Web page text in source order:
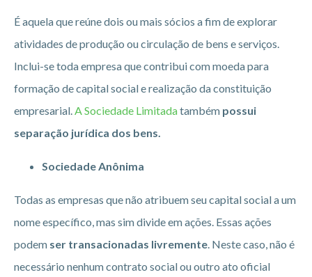
É aquela que reúne dois ou mais sócios a fim de explorar
atividades de produção ou circulação de bens e serviços.
Inclui-se toda empresa que contribui com moeda para
formação de capital social e realização da constituição
empresarial. A Sociedade Limitadatambém possui
separação jurídica dos bens.
Sociedade Anônima
Todas as empresas que não atribuem seu capital social a um
nome específico, mas sim divide em ações. Essas ações
podem ser transacionadas livremente . Neste caso, não é
necessário nenhum contrato social ou outro ato oficial